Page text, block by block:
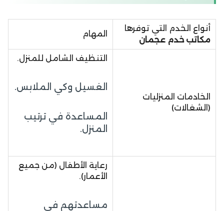
أنواع الخدم التي توفرها
مكاتب خدم عجمان
المهام
الخادمات المنزليات
(الشغالات)
التنظيف الشامل للمنزل.
الغسيل وكي الملابس.
المساعدة في ترتيب
المنزل.
رعاية الأطفال (من جميع
الأعمار).
مساعدتهم في